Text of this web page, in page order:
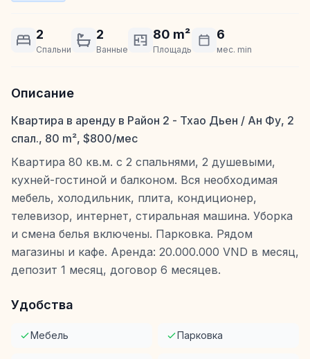
2
Спальни
2
Ванные
80 m²
Площадь
6
мес. min
Описание
Квартира в аренду в Район 2 - Тхао Дьен / Ан Фу, 2
спал., 80 m², $800/мес
Квартира 80 кв.м. с 2 спальнями, 2 душевыми,
кухней-гостиной и балконом. Вся необходимая
мебель, холодильник, плита, кондиционер,
телевизор, интернет, стиральная машина. Уборка
и смена белья включены. Парковка. Рядом
магазины и кафе. Аренда: 20.000.000 VND в месяц,
депозит 1 месяц, договор 6 месяцев.
Удобства
Мебель Парковка